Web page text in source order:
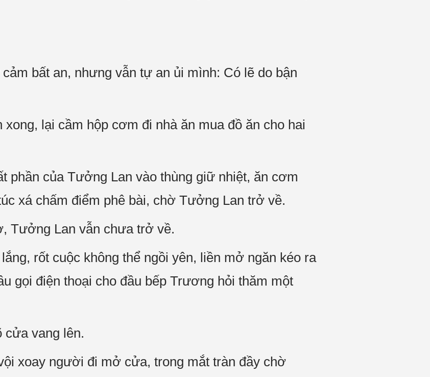
bất an, nhưng vẫn tự an ủi mình: Có lẽ do bận
lại cầm hộp cơm đi nhà ăn mua đồ ăn cho hai
phần của Tưởng Lan vào thùng giữ nhiệt, ăn cơm
xá chấm điểm phê bài, chờ Tưởng Lan trở về.
Tưởng Lan vẫn chưa trở về.
rốt cuộc không thể ngồi yên, liền mở ngăn kéo ra
gọi điện thoại cho đầu bếp Trương hỏi thăm một
cửa vang lên.
xoay người đi mở cửa, trong mắt tràn đầy chờ